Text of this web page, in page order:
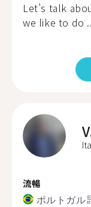
Let's talk
we like to do
流暢
ポルトガル